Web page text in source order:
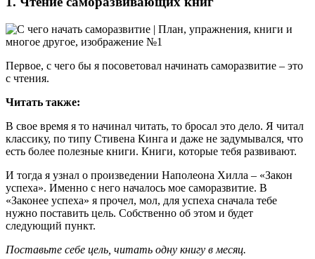
Первое, с чего бы я посоветовал начинать саморазвитие – это
с чтения.
Читать также:
В свое время я то начинал читать, то бросал это дело. Я читал
классику, по типу Стивена Кинга и даже не задумывался, что
есть более полезные книги. Книги, которые тебя развивают.
И тогда я узнал о произведении Наполеона Хилла – «Закон
успеха». Именно с него началось мое саморазвитие. В
«Законее успеха» я прочел, мол, для успеха сначала тебе
нужно поставить цель. Собственно об этом и будет
следующий пункт.
Поставьте себе цель, читать одну книгу в месяц.